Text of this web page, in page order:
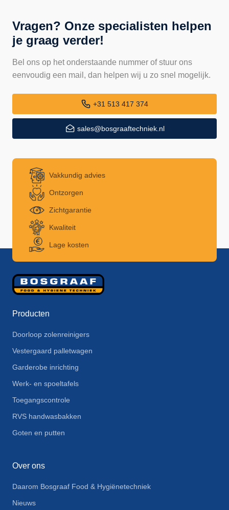
Vragen? Onze specialisten helpen
je graag verder!
Bel ons op het onderstaande nummer of stuur ons
eenvoudig een mail, dan helpen wij u zo snel mogelijk.
+31 513 417 374
sales@bosgraaftechniek.nl
Vakkundig advies
Ontzorgen
Zichtgarantie
Kwaliteit
Lage kosten
Producten
Doorloop zolenreinigers
Vestergaard palletwagen
Garderobe inrichting
Werk- en spoeltafels
Toegangscontrole
RVS handwasbakken
Goten en putten
Over ons
Daarom Bosgraaf Food & Hygiënetechniek
Nieuws